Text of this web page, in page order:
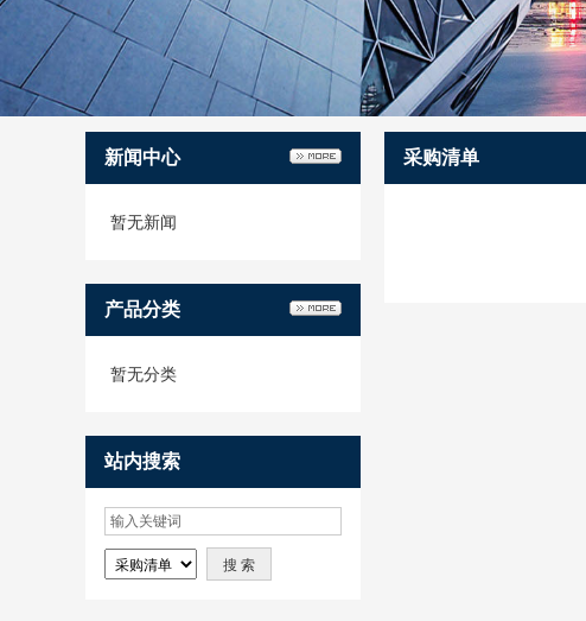
新闻中心
暂无新闻
产品分类
暂无分类
站内搜索
采购清单